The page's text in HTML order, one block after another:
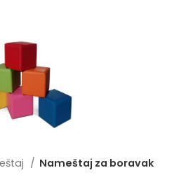
Nameštaj za boravak